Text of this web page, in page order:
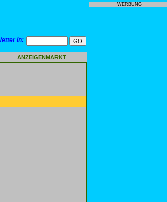
in:
ANZEIGENMARKT
WERBUNG